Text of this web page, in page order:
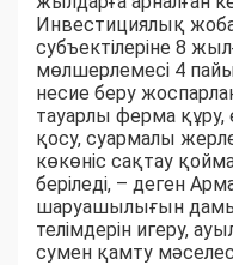
Инвестициялық
субъектілеріне 8
мөлшерлемесі 4
несие беру
тауарлы ферма құру,
қосу, суармалы
көкөніс сақтау
беріледі, – деген
шаруашылығын
телімдерін игеру,
сумен қамту